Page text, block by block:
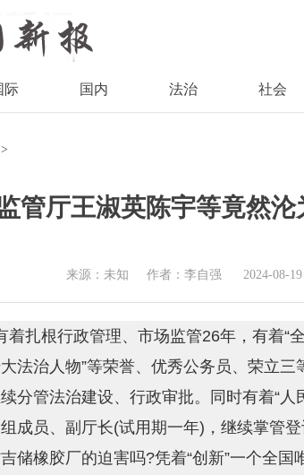
际 国内 法治 社会
>
管厅王淑英陈宇等竟然
来源：未知 作者：李自强 2024-08-
着扎根行政管理、市场监管26年，有着“
法治人物”等荣誉、优秀公务员、荣立
分管法治建设、行政审批。同时有着“
成员、副厅长(试用期一年)，继续掌管
储橡胶厂的迫害吗?凭着“创新”一个全